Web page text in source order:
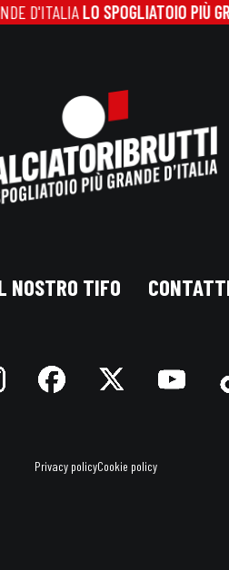
LO SPOGLIATOIO PIÙ
NOSTRO TIFO
Privacy policyCookie policy